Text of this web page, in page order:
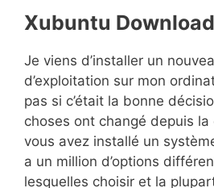
Xubuntu Download
Je viens d’installer un
d’exploitation sur mon
pas si c’était la bonne
choses ont changé depuis
vous avez installé un
a un million d’options
lesquelles choisir et la